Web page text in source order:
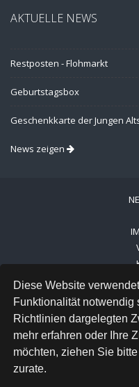
Diese Website
Funktionalität
Richtlinien dargelegten
mehr erfahren oder Ihre
möchten, ziehen Sie
zurate.
AKTUELLE NEWS
Restposten - Flohmarkt
Geburtstagsbox
Geschenkkarte der Jungen
News zeigen